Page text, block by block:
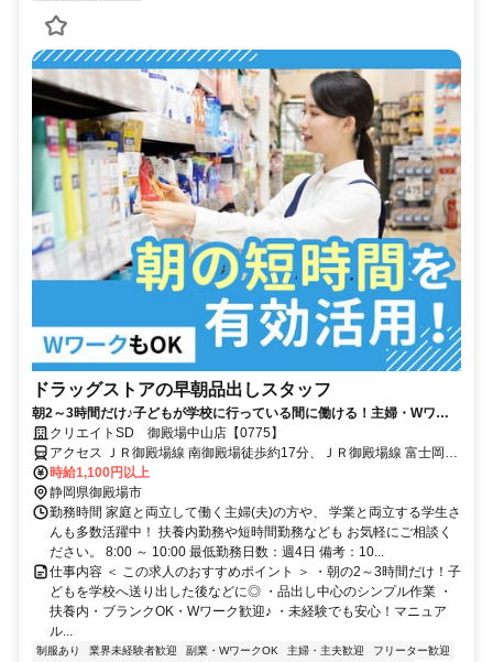
ドラッグストアの早朝品出しスタッフ
朝2～3時間だけ♪子どもが学校に行っている間に働ける！主婦・Wワー
ク活躍中
クリエイトSD 御殿場中山店【0775】
アクセス ＪＲ御殿場線 南御殿場徒歩約17分、ＪＲ御殿場線 富士岡徒
歩約19分、ＪＲ御殿場線 御殿場富士山口徒歩約55分
時給1,100円以上
静岡県御殿場市
勤務時間 家庭と両立して働く主婦(夫)の方や、 学業と両立する学生さ
んも多数活躍中！ 扶養内勤務や短時間勤務なども お気軽にご相談く
ださい。 8:00 ～ 10:00 最低勤務日数：週4日 備考：10...
仕事内容 ＜ この求人のおすすめポイント ＞ ・朝の2～3時間だけ！子
どもを学校へ送り出した後などに◎ ・品出し中心のシンプル作業 ・
扶養内・ブランクOK・Wワーク歓迎♪ ・未経験でも安心！マニュア
ル...
制服あり 業界未経験者歓迎 副業・WワークOK 主婦・主夫歓迎
フリーター歓迎